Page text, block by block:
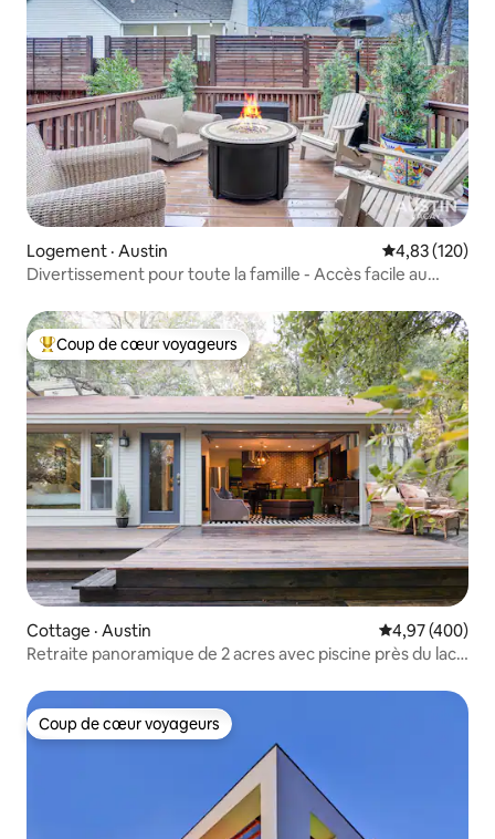
Logement · Austin Note
4,83 (120)
Divertissement pour toute la famille - Accès facile au
Coup de cœur voyageurs parmi les plus aimés
Coup de cœur voyageurs
Cottage · Austin Note
4,97 (400)
Retraite panoramique de 2 acres avec piscine près du lac
Coup de cœur voyageurs
Coup de cœur voyageurs